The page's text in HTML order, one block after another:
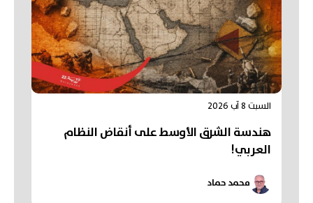
السبت 8 آب 2026
هندسة الشرق الأوسط على أنقاض النظام
العربي!
محمد حماد